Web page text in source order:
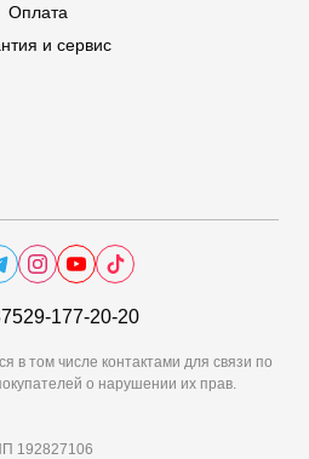
Оплата
и сервис
177-20-20
в том числе контактами для связи по
о нарушении их прав.
192827106